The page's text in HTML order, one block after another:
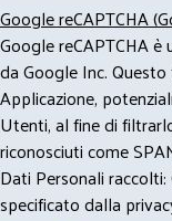
Google reCAPTCHA
Google reCAPTCHA
da Google Inc.
Applicazione,
Utenti, al fine di
riconosciuti come
Dati Personali
specificato dalla